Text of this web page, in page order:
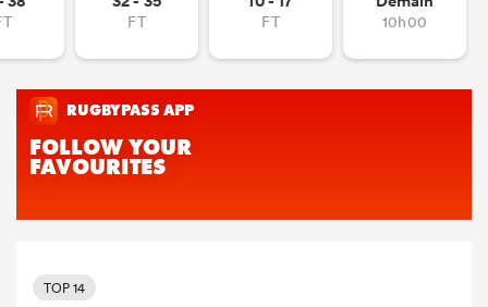
FT FT 10h00
TOP 14